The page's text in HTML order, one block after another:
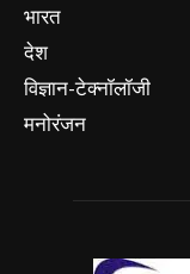
भारत
देश
विज्ञान-टेक्नॉलॉजी
मनोरंजन